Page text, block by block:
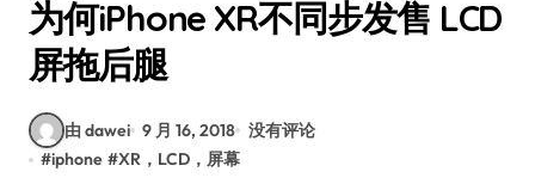
为何iPhone XR不同步发售 LCD
屏拖后腿
由 dawei 9 月 16, 2018 没有评论
#iphone #XR，LCD，屏幕